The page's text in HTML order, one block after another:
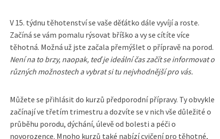
V 15. týdnu těhotenství se vaše děťátko dále vyvíjí a roste.
Začíná se vám pomalu rýsovat bříško a vy se cítíte více
těhotná. Možná už jste začala přemýšlet o přípravě na porod.
Není na to brzy, naopak, teď je ideální čas začít se informovat o
různých možnostech a vybrat si tu nejvhodnější pro vás.
Můžete se přihlásit do kurzů předporodní přípravy. Ty obvykle
začínají ve třetím trimestru a dozvíte se v nich vše důležité o
průběhu porodu, dýchání, úlevě od bolesti a péči o
novorozence. Mnoho kurzů také nabízí cvičení pro těhotné,